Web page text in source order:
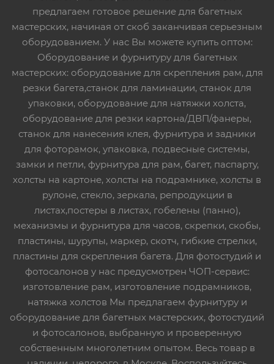
предлагаем готовое решение для багетных
мастерских, начиная от скоб заканчивая серьезным
оборудованием. У нас Вы можете купить оптом:
Оборудование и фурнитуру для багетных
мастерских: оборудование для скрепления рам, для
резки багета,станок для ламинации, станок для
упаковки, оборудование для натяжки холста,
оборудование для резки картона/ДВП/фанеры,
станок для нанесения клея, фурнитура и задники
для фоторамок, упаковка, подвесные системы,
замки и петли, фурнитура для рам, багет, паспарту,
холсты на картоне, холсты на подрамнике, холсты в
рулоне, стекло, зеркала, репродукции в
листах,постеры в листах, гобелены (панно),
механизмы и фурнитура для часов, скрепки, скобы,
пластины, шурупы, маркер, скотч, гибкие стрелки,
пластины для скрепления багета. Для фотостудий и
фотосалонов у нас предусмотрен ЧОП-сервис:
изготовление рам, изготовление подрамников,
натяжка холстов Мы предлагаем фурнитуру и
оборудование для багетных мастерских, фотостудий
и фотосалонов, выбранную и проверенную
собственным многолетним опытом. Весь товар в